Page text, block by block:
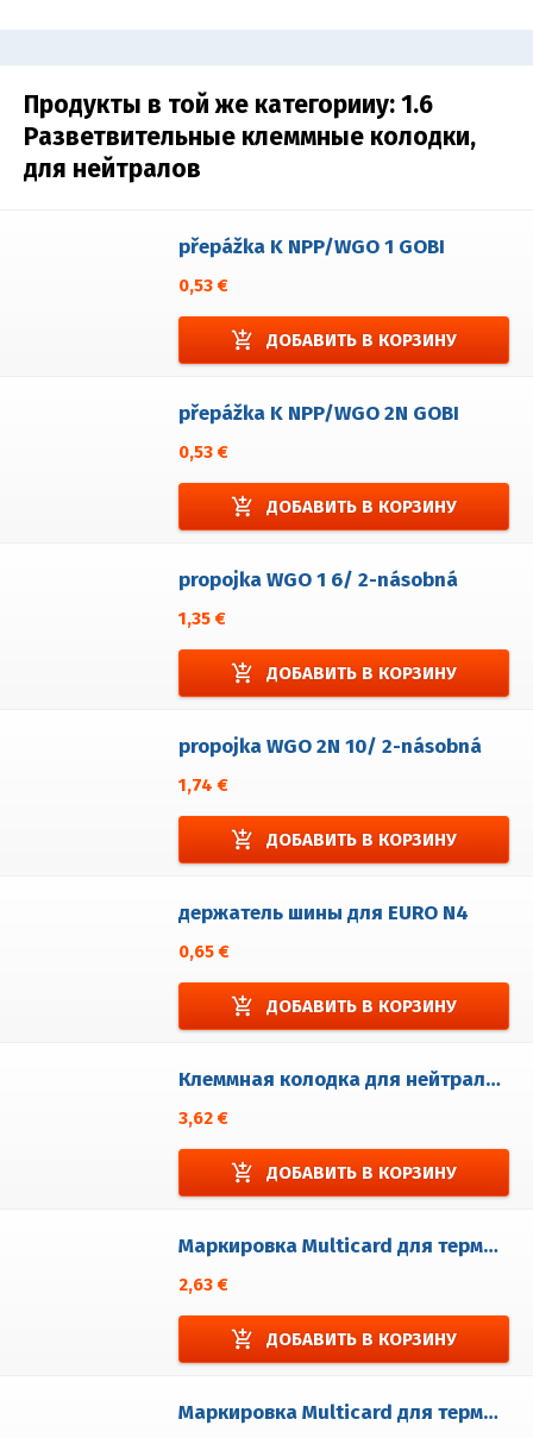
Продукты в той же категорииy:1.6
Разветвительные клеммные колодки,
для нейтралов
přepážka K NPP/WGO 1 GOBI
0,53 €
add_shopping_cart ДОБАВИТЬ В КОРЗИНУ
přepážka K NPP/WGO 2N GOBI
0,53 €
add_shopping_cart ДОБАВИТЬ В КОРЗИНУ
propojka WGO 1 6/ 2-násobná
1,35 €
add_shopping_cart ДОБАВИТЬ В КОРЗИНУ
propojka WGO 2N 10/ 2-násobná
1,74 €
add_shopping_cart ДОБАВИТЬ В КОРЗИНУ
держатель шины для EURO N4
0,65 €
add_shopping_cart ДОБАВИТЬ В КОРЗИНУ
Клеммная колодка для нейтралов EURO N4
3,62 €
add_shopping_cart ДОБАВИТЬ В КОРЗИНУ
Маркировка Multicard для терминальново блока EURO D, N (без печати)
2,63 €
add_shopping_cart ДОБАВИТЬ В КОРЗИНУ
Маркировка Multicard для терминальново блока EURO T (без печати)